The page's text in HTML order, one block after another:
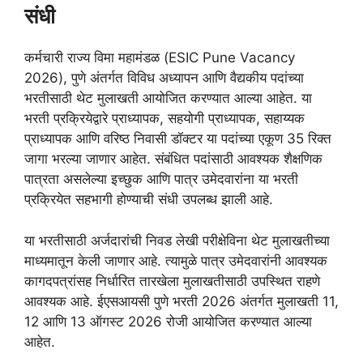
संधी
कर्मचारी राज्य विमा महामंडळ (ESIC Pune Vacancy
2026), पुणे अंतर्गत विविध अध्यापन आणि वैद्यकीय पदांच्या
भरतीसाठी थेट मुलाखती आयोजित करण्यात आल्या आहेत. या
भरती प्रक्रियेद्वारे प्राध्यापक, सहयोगी प्राध्यापक, सहाय्यक
प्राध्यापक आणि वरिष्ठ निवासी डॉक्टर या पदांच्या एकूण 35 रिक्त
जागा भरल्या जाणार आहेत. संबंधित पदांसाठी आवश्यक शैक्षणिक
पात्रता असलेल्या इच्छुक आणि पात्र उमेदवारांना या भरती
प्रक्रियेत सहभागी होण्याची संधी उपलब्ध झाली आहे.
या भरतीसाठी अर्जदारांची निवड लेखी परीक्षेविना थेट मुलाखतीच्या
माध्यमातून केली जाणार आहे. त्यामुळे पात्र उमेदवारांनी आवश्यक
कागदपत्रांसह निर्धारित तारखेला मुलाखतीसाठी उपस्थित राहणे
आवश्यक आहे. ईएसआयसी पुणे भरती 2026 अंतर्गत मुलाखती 11,
12 आणि 13 ऑगस्ट 2026 रोजी आयोजित करण्यात आल्या
आहेत.